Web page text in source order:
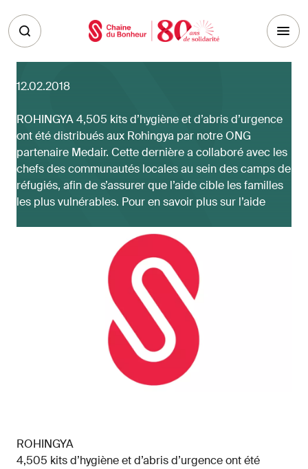
12.02.2018
ROHINGYA 4,505 kits d’hygiène et d’abris d’urgence
ont été distribués aux Rohingya par notre ONG
partenaire Medair. Cette dernière a collaboré avec les
chefs des communautés locales au sein des camps de
réfugiés, afin de s’assurer que l’aide cible les familles
les plus vulnérables. Pour en savoir plus sur l’aide
ROHINGYA
4,505 kits d’hygiène et d’abris d’urgence ont été